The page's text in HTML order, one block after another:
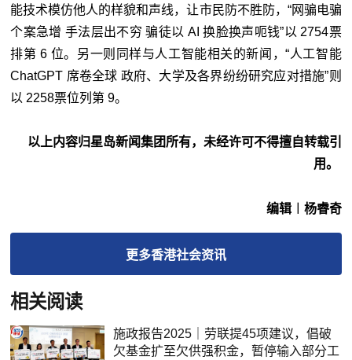
能技术模仿他人的样貌和声线，让市民防不胜防，“网骗电骗
个案急增 手法层出不穷 骗徒以 AI 换脸换声呃钱”以 2754票
排第 6 位。另一则同样与人工智能相关的新闻，“人工智能
ChatGPT 席卷全球 政府、大学及各界纷纷研究应对措施”则
以 2258票位列第 9。
以上内容归星岛新闻集团所有，未经许可不得擅自转载引
用。
编辑︱杨睿奇
更多香港社会资讯
相关阅读
施政报告2025｜劳联提45项建议，倡破
欠基金扩至欠供强积金，暂停输入部分工